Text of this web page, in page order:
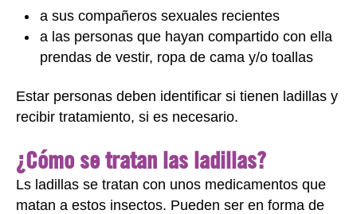
a sus compañeros sexuales recientes
a las personas que hayan compartido con ella
prendas de vestir, ropa de cama y/o toallas
Estar personas deben identificar si tienen ladillas y
recibir tratamiento, si es necesario.
¿Cómo se tratan las ladillas?
Ls ladillas se tratan con unos medicamentos que
matan a estos insectos. Pueden ser en forma de